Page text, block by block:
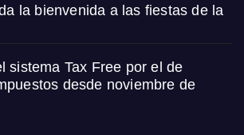
la bienvenida a las fiestas de la
sistema Tax Free por el de
desde noviembre de